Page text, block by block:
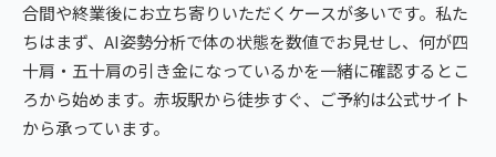
合間や終業後にお立ち寄りいただくケースが多いです。私た
ちはまず、AI姿勢分析で体の状態を数値でお見せし、何が四
十肩・五十肩の引き金になっているかを一緒に確認するとこ
ろから始めます。赤坂駅から徒歩すぐ、ご予約は公式サイト
から承っています。